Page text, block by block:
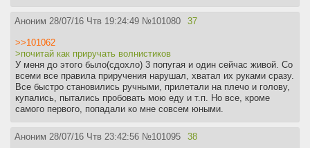
Аноним 28/07/16 Чтв 19:24:49 №101080 37
>>101062
>почитай как приручать волнистиков
У меня до этого было(сдохло) 3 попугая и один сейчас живой. Со
всеми все правила приручения нарушал, хватал их руками сразу.
Все быстро становились ручными, прилетали на плечо и голову,
купались, пытались пробовать мою еду и т.п. Но все, кроме
самого первого, попадали ко мне совсем юными.
Аноним 28/07/16 Чтв 23:42:56 №101095 38